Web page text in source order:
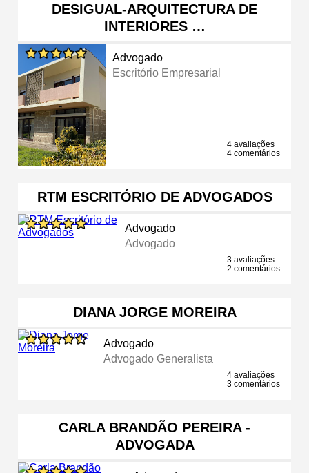
DESIGUAL-ARQUITECTURA DE
INTERIORES …
Advogado
Escritório Empresarial
4 avaliações
4 comentários
RTM ESCRITÓRIO DE ADVOGADOS
Advogado
Advogado
3 avaliações
2 comentários
DIANA JORGE MOREIRA
Advogado
Advogado Generalista
4 avaliações
3 comentários
CARLA BRANDÃO PEREIRA -
ADVOGADA